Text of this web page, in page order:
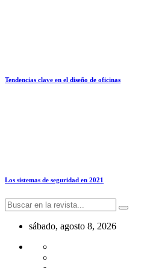
Tendencias clave en el diseño de oficinas
Los sistemas de seguridad en 2021
sábado, agosto 8, 2026